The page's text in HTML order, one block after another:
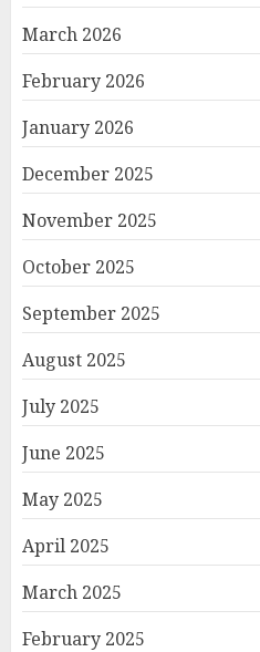
March 2026
February 2026
January 2026
December 2025
November 2025
October 2025
September 2025
August 2025
July 2025
June 2025
May 2025
April 2025
March 2025
February 2025